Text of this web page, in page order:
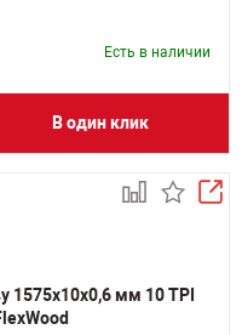
Есть в наличии
В один клик